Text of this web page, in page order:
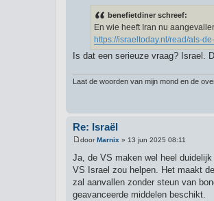
benefietdiner schreef:
En wie heeft Iran nu
https://israeltoday.nl/read/als-
Is dat een serieuze vraag? Israel.
Laat de woorden van mijn mond en de
Re: Israël
e
r
i
c
h
t
doorMarnix » 13 jun 2025 08:11
Ja, de VS maken wel heel
VS Israel zou helpen. Het maakt
zal aanvallen zonder steun van
geavanceerde middelen beschikt.